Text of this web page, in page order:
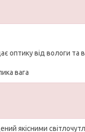
оптику від вологи та
вага
якісними